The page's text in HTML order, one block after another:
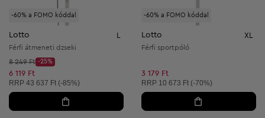
-60% a FOMO kóddal
Lotto
Férfi átmeneti dzseki
Kezdő ár:
8 249 Ft
Discount Price:
-25%
Csökkentett ár:
6 119 Ft
Ajánlott ár:
RRP 43 637 Ft (-85%)
-60% a FOMO kóddal
Lotto XL
Férfi sportpóló
3 179 Ft
Ajánlott ár:
RRP 10 673 Ft (-70%)